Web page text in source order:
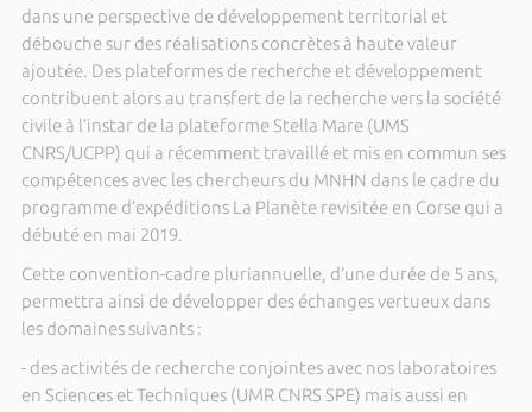
dans une perspective de développement territorial et
débouche sur des réalisations concrètes à haute valeur
ajoutée. Des plateformes de recherche et développement
contribuent alors au transfert de la recherche vers la société
civile à l’instar de la plateforme Stella Mare (UMS
CNRS/UCPP) qui a récemment travaillé et mis en commun ses
compétences avec les chercheurs du MNHN dans le cadre du
programme d’expéditions La Planète revisitée en Corse qui a
débuté en mai 2019.
Cette convention-cadre pluriannuelle, d’une durée de 5 ans,
permettra ainsi de développer des échanges vertueux dans
les domaines suivants :
- des activités de recherche conjointes avec nos laboratoires
en Sciences et Techniques (UMR CNRS SPE) mais aussi en